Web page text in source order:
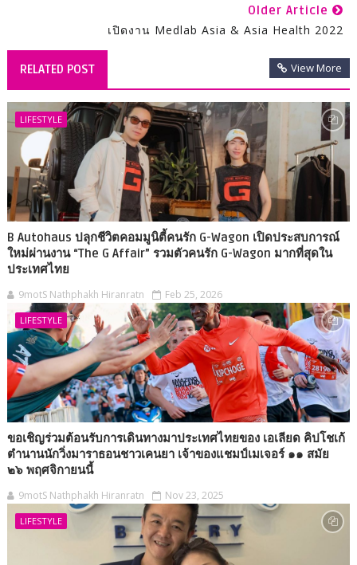
Older Article
เปิดงาน Medlab Asia & Asia Health 2022
RELATED POST View More
LIFESTYLE
B Autohaus ปลุกชีวิตคอมมูนิตี้คนรัก G-Wagon เปิดประสบการณ์
ใหม่ผ่านงาน “The G Affair” รวมตัวคนรัก G-Wagon มากที่สุดใน
ประเทศไทย
9motS Nathphakh Hiranratn Feb 25, 2026
LIFESTYLE
ขอเชิญร่วมต้อนรับการเดินทางมาประเทศไทยของ เอเลียด คิปโชเก้
ตำนานนักวิ่งมาราธอนชาวเคนยา เจ้าของแชมป์เมเจอร์ ๑๑ สมัย
๒๖ พฤศจิกายนนี้
9motS Nathphakh Hiranratn Nov 23, 2025
LIFESTYLE